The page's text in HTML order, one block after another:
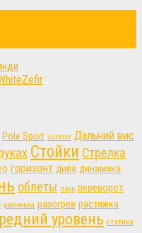
Pole Sport sunrise Дальний вис
Стойки Стрелка
горизонт дива динамика
облеты паук переворот
разножка разогрев растяжка
уровень статика